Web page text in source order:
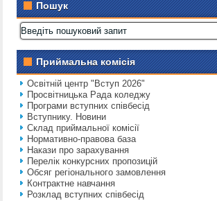
Пошук
Приймальна комісія
Освітній центр "Вступ 2026"
Просвітницька Рада коледжу
Програми вступних співбесід
Вступнику. Новини
Склад приймальної комісії
Нормативно-правова база
Накази про зарахування
Перелік конкурсних пропозицій
Обсяг регіонального замовлення
Контрактне навчання
Розклад вступних співбесід